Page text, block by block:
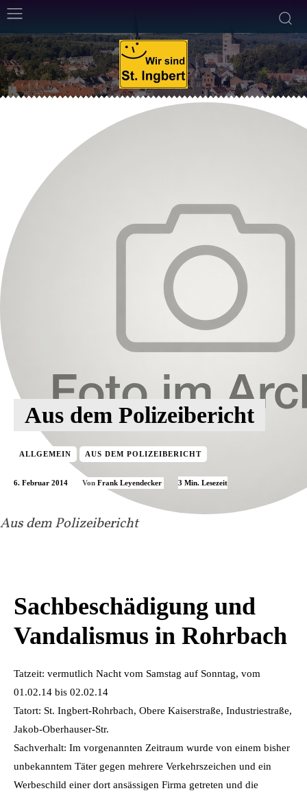
Aus dem Polizeibericht
Aus dem Polizeibericht
ALLGEMEIN AUS DEM POLIZEIBERICHT
6. Februar 2014 Von Frank Leyendecker 3 Min. Lesezeit
Sachbeschädigung und
Vandalismus in Rohrbach
Tatzeit: vermutlich Nacht vom Samstag auf Sonntag, vom
01.02.14 bis 02.02.14
Tatort: St. Ingbert-Rohrbach, Obere Kaiserstraße, Industriestraße,
Jakob-Oberhauser-Str.
Sachverhalt: Im vorgenannten Zeitraum wurde von einem bisher
unbekanntem Täter gegen mehrere Verkehrszeichen und ein
Werbeschild einer dort ansässigen Firma getreten und die